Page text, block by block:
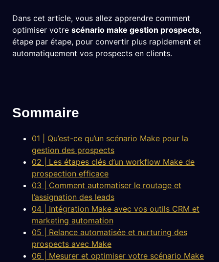
Dans cet article, vous allez apprendre comment
optimiser votre scénario make gestion prospects,
étape par étape, pour convertir plus rapidement et
automatiquement vos prospects en clients.
Sommaire
01 | Qu’est-ce qu’un scénario Make pour la
gestion des prospects
02 | Les étapes clés d’un workflow Make de
prospection efficace
03 | Comment automatiser le routage et
l’assignation des leads
04 | Intégration Make avec vos outils CRM et
marketing automation
05 | Relance automatisée et nurturing des
prospects avec Make
06 | Mesurer et optimiser votre scénario Make